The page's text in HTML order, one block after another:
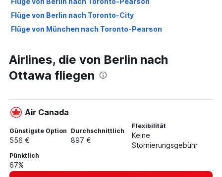
Flüge von Berlin nach Toronto-City
Flüge von München nach Toronto-Pearson
Flüge von Weeze, Niederrhein nach Toronto-Pearson
Flüge von Hamburg nach Toronto-Pearson
Flüge von Hamburg nach Toronto-City
Flüge von Frankfurt Hahn nach Montréal–Pierre Elliott
Trudeau
Flüge von München nach Toronto-City
Flüge von Hannover nach Toronto-City
Flüge von Hannover nach Toronto-Pearson
Flüge von Düsseldorf nach Montréal–Pierre Elliott
Trudeau
Airlines, die von Berlin nach
Ottawa fliegen
Air Canada
Günstigste Option
556 €
Durchschnittlich
897 €
Flexibilität
Keine
Stornierungsgebühr
Pünktlich
67%